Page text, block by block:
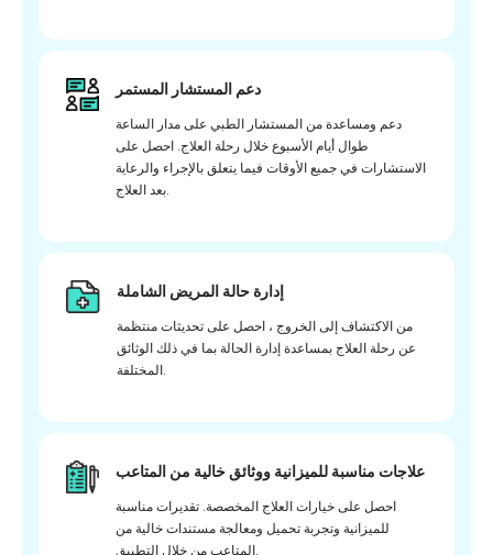
دعم المستشار المستمر
دعم ومساعدة من المستشار الطبي على مدار الساعة
طوال أيام الأسبوع خلال رحلة العلاج. احصل على
الاستشارات في جميع الأوقات فيما يتعلق بالإجراء والرعاية
بعد العلاج.
إدارة حالة المريض الشاملة
من الاكتشاف إلى الخروج ، احصل على تحديثات منتظمة
عن رحلة العلاج بمساعدة إدارة الحالة بما في ذلك الوثائق
المختلفة.
علاجات مناسبة للميزانية ووثائق خالية من المتاعب
احصل على خيارات العلاج المخصصة. تقديرات مناسبة
للميزانية وتجربة تحميل ومعالجة مستندات خالية من
المتاعب من خلال التطبيق.